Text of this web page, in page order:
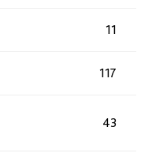
11
117
43